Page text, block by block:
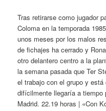
Tras retirarse como jugador
Coloma en la temporada
unos meses por los malos
de fichajes ha cerrado y
otro delantero centro a la
la semana pasada que Ter
el trabajo con el grupo y
difícilmente llegaría a tiempo
Madrid. 22.19 horas | «Con